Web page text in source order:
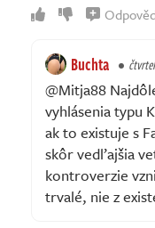
Buchta
@Mitja88
vyhlásenia typu
ak to existuje s
skôr vedľajšia
kontroverzie
trvalé, nie z